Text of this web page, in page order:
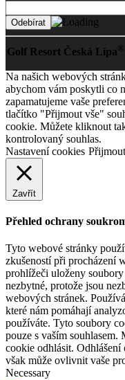
Golf Resort Česká Lípa ®
Na našich webových
abychom vám poskytli co
zapamatujeme vaše
tlačítko "Přijmout vše"
cookie. Můžete kliknout
kontrolovaný souhlas.
Nastavení cookies
Zavřít
Přehled ochrany
Tyto webové stránky
zkušeností při procházení
prohlížeči uloženy
nezbytné, protože jsou
webových stránek.
které nám pomáhají
používáte. Tyto soubory
pouze s vaším souhlasem.
cookie odhlásit.
však může ovlivnit vaše
Necessary